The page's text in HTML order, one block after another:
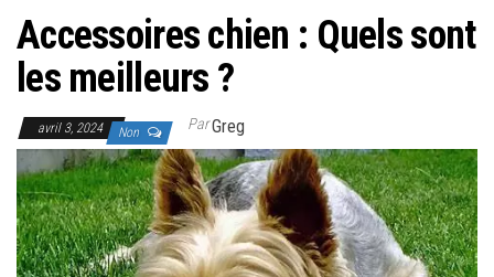
Accessoires chien : Quels sont
les meilleurs ?
avril 3, 2024 Non ParGreg